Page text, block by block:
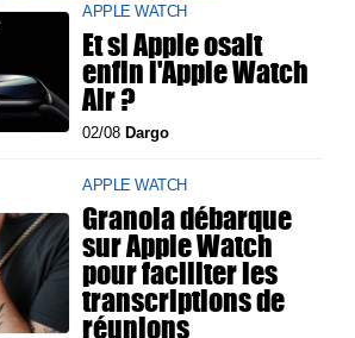
APPLE WATCH
Et si Apple osait
enfin l'Apple Watch
Air ?
02/08 Dargo
APPLE WATCH
Granola débarque
sur Apple Watch
pour faciliter les
transcriptions de
réunions